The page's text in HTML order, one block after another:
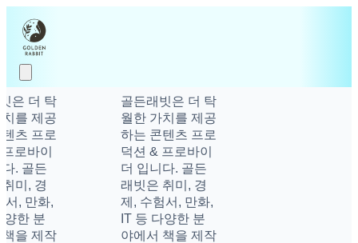
은 더 탁
를 제공
츠 프로
로바이
. 골든
미, 경
서, 만화,
한 분
을 제작
골든래빗은 더 탁
월한 가치를 제공
하는 콘텐츠 프로
덕션 & 프로바이
더 입니다. 골든
래빗은 취미, 경
제, 수험서, 만화,
IT 등 다양한 분
야에서 책을 제작